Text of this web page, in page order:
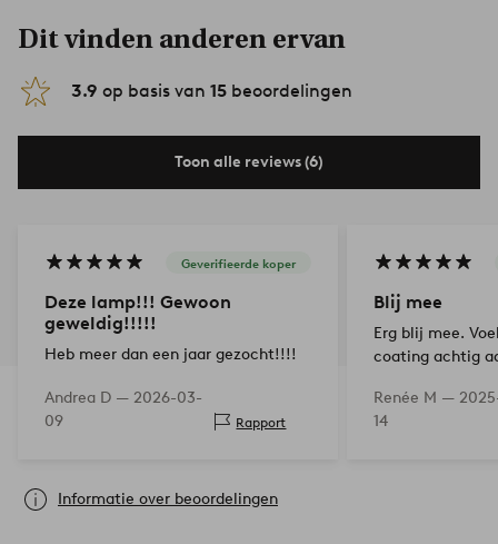
Dit vinden anderen ervan
3.9 op basis van 15 beoordelingen
Toon alle reviews (6)
Geverifieerde koper
Deze lamp!!! Gewoon
geweldig!!!!!
Heb meer dan een jaar gezocht!!!!
Andrea D — 2026-03-
09
Rapport
Blij mee
Erg blij mee.
coating achtig
twee bar
Dit is erg
Renée M —
14
Informatie over beoordelingen